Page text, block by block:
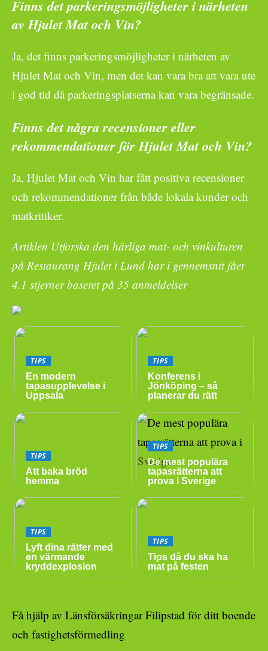
Finns det parkeringsmöjligheter i närheten
av Hjulet Mat och Vin?
Ja, det finns parkeringsmöjligheter i närheten av
Hjulet Mat och Vin, men det kan vara bra att vara ute
i god tid då parkeringsplatserna kan vara begränsade.
Finns det några recensioner eller
rekommendationer för Hjulet Mat och Vin?
Ja, Hjulet Mat och Vin har fått positiva recensioner
och rekommendationer från både lokala kunder och
matkritiker.
Artiklen Utforska den härliga mat- och vinkulturen
på Restaurang Hjulet i Lund har i gennemsnit fået
4.1 stjerner baseret på 35 anmeldelser
TIPS
En modern
tapasupplevelse i
Uppsala
TIPS
Konferens i
Jönköping – så
planerar du rätt
TIPS
Att baka bröd
hemma
TIPS
De mest populära
tapasrätterna att
prova i Sverige
TIPS
Lyft dina rätter med
en värmande
kryddexplosion
TIPS
Tips då du ska ha
mat på festen
Få hjälp av Länsförsäkringar Filipstad för ditt boende
och fastighetsförmedling